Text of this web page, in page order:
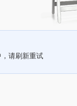
请刷新重试